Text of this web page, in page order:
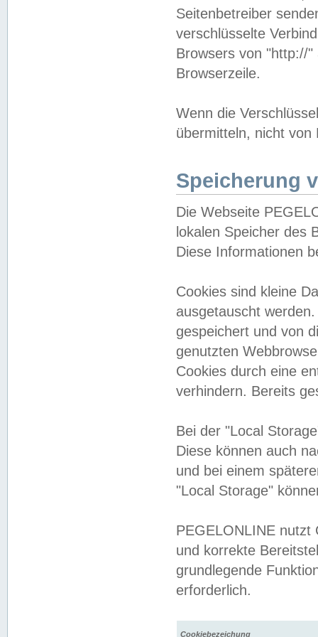
Seitenbetreiber
verschlüsselte
Browsers von "http://
Browserzeile.
Wenn die
übermitteln, nicht von
Speicherung
Die Webseite
lokalen Speicher des
Diese Informationen
Cookies sind kleine
ausgetauscht
gespeichert und von
genutzten
Cookies durch eine
verhindern. Bereits
Bei der "Local
Diese können auch
und bei einem
"Local Storage"
PEGELONLINE nutzt
und korrekte
grundlegende
erforderlich.
Cookiebezeichung